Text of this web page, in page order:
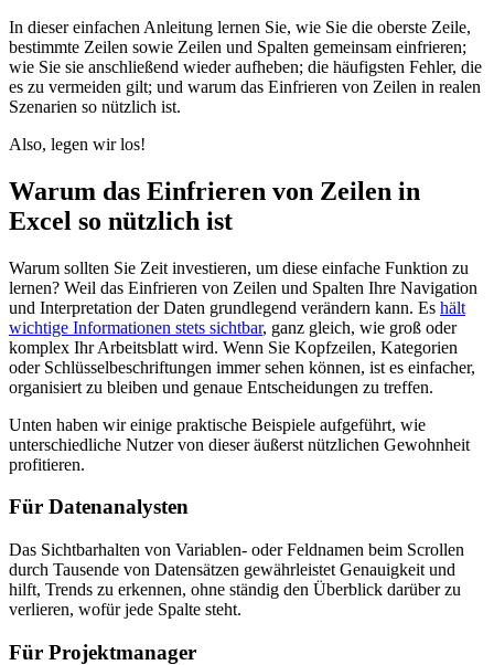
In dieser einfachen Anleitung lernen Sie, wie Sie die oberste Zeile,
bestimmte Zeilen sowie Zeilen und Spalten gemeinsam einfrieren;
wie Sie sie anschließend wieder aufheben; die häufigsten Fehler, die
es zu vermeiden gilt; und warum das Einfrieren von Zeilen in realen
Szenarien so nützlich ist.
Also, legen wir los!
Warum das Einfrieren von Zeilen in
Excel so nützlich ist
Warum sollten Sie Zeit investieren, um diese einfache Funktion zu
lernen? Weil das Einfrieren von Zeilen und Spalten Ihre Navigation
und Interpretation der Daten grundlegend verändern kann. Es hält
wichtige Informationen stets sichtbar, ganz gleich, wie groß oder
komplex Ihr Arbeitsblatt wird. Wenn Sie Kopfzeilen, Kategorien
oder Schlüsselbeschriftungen immer sehen können, ist es einfacher,
organisiert zu bleiben und genaue Entscheidungen zu treffen.
Unten haben wir einige praktische Beispiele aufgeführt, wie
unterschiedliche Nutzer von dieser äußerst nützlichen Gewohnheit
profitieren.
Für Datenanalysten
Das Sichtbarhalten von Variablen- oder Feldnamen beim Scrollen
durch Tausende von Datensätzen gewährleistet Genauigkeit und
hilft, Trends zu erkennen, ohne ständig den Überblick darüber zu
verlieren, wofür jede Spalte steht.
Für Projektmanager